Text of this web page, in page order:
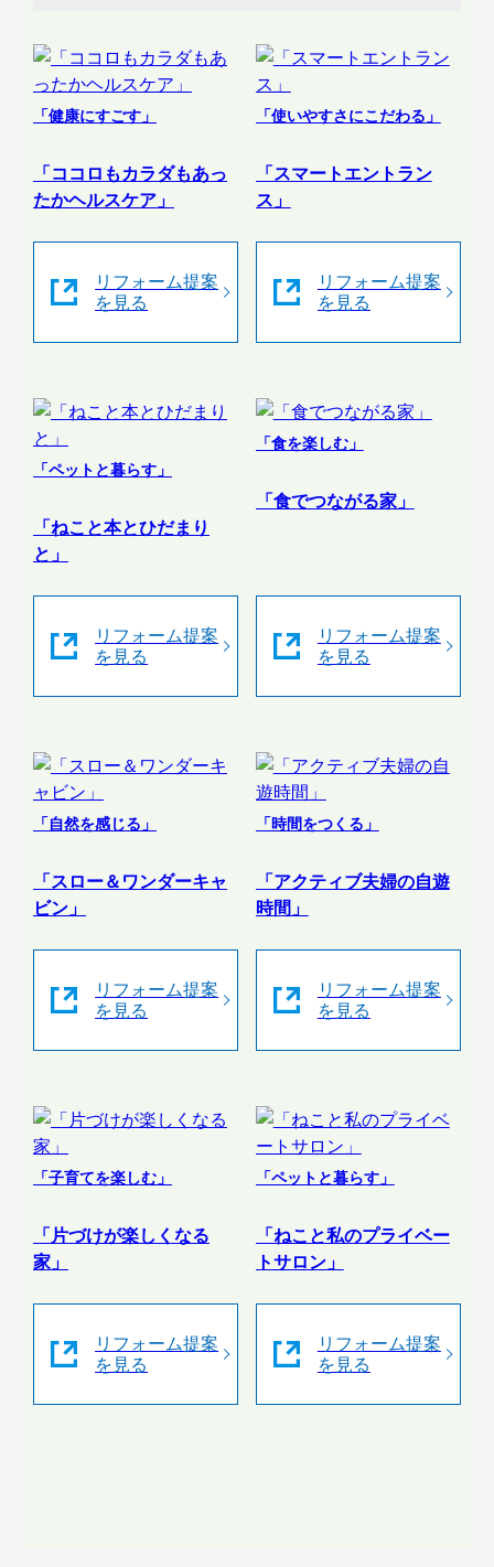
「健康にすごす」
「ココロもカラダもあっ
たかヘルスケア」
リフォーム提案
を見る
「使いやすさにこだわる」
「スマートエントラン
ス」
リフォーム提案
を見る
「ペットと暮らす」
「ねこと本とひだまり
と」
リフォーム提案
を見る
「食を楽しむ」
「食でつながる家」
リフォーム提案
を見る
「自然を感じる」
「スロー＆ワンダーキャ
ビン」
リフォーム提案
を見る
「時間をつくる」
「アクティブ夫婦の自遊
時間」
リフォーム提案
を見る
「子育てを楽しむ」
「片づけが楽しくなる
家」
リフォーム提案
を見る
「ペットと暮らす」
「ねこと私のプライベー
トサロン」
リフォーム提案
を見る